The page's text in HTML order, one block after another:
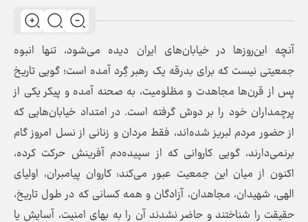
آنچه این‌روزها در خیابان‌های ایران دیده می‌شود، تنها انبوه
جمعیتی نیست که برای بدرقه یک رهبر گِرد آمده است؛ گویی تاریخ
پس از قرن‌ها مجاهدت و مظلومیت، به صحنه آمده و پیکر یکی از
پرچمداران خود را بر دوش گرفته است. در امتداد خیابان‌هایی که
از حضور مردم لبریز شده‌اند، فقط مردان و زنانی از نسل امروز گام
برنمی‌دارند، گویی کاروانی که از سپیده‌دم آفرینش حرکت کرده،
اکنون از میان این جمعیت عبور می‌کند: کاروان پیامبران، اولیای
الهی، شهیدان، مجاهدان، آزادگان و همه کسانی که در طول تاریخ،
حقیقت را شناختند و حاضر نشدند آن را به بهای امنیت، آسایش یا